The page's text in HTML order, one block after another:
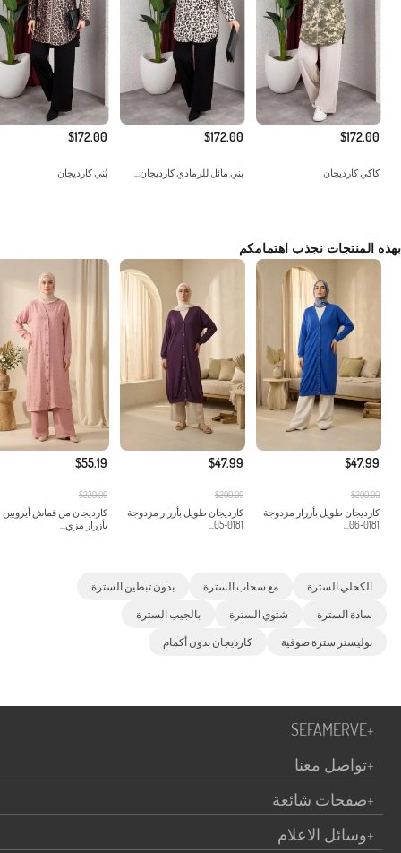
$172.00
كاكي كارديجان
$172.00
بني مائل للرمادي كارديجان...
$172.00
بُني كارديجان
بهذه المنتجات نجذب اهتمامكم
$47.99
$200.00
كارديجان طويل بأزرار مزدوجة
0181-06...
$47.99
$200.00
كارديجان طويل بأزرار مزدوجة
0181-05...
$55.19
$229.00
كارديجان من قماش أيروبين
بأزرار مزي...
الكحلي السترة مع سحاب السترة بدون تبطين السترة
سادة السترة شتوي السترة بالجيب السترة
بوليستر سترة صوفية كارديجان بدون أكمام
SEFAMERVE+
تواصل معنا+
صفحات شائعة+
وسائل الاعلام+